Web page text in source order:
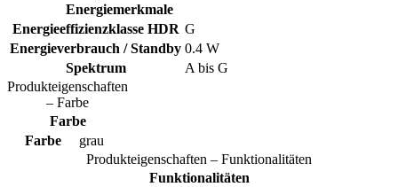
Energiemerkmale
Energieeffizienzklasse HDR G
Energieverbrauch / Standby 0.4 W
Spektrum
A bis G
Produkteigenschaften
– Farbe
Farbe
Farbe
grau
Produkteigenschaften – Funktionalitäten
Funktionalitäten